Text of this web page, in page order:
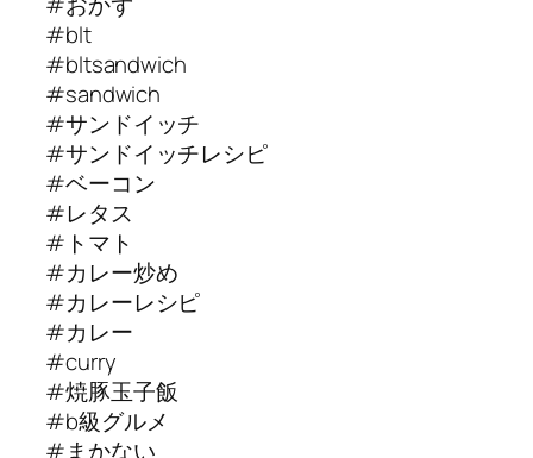
#blt
#bltsandwich
#sandwich
#サンドイッチ
#サンドイッチレシピ
#ベーコン
#レタス
#トマト
#カレー炒め
#カレーレシピ
#カレー
#curry
#焼豚玉子飯
#b級グルメ
#まかない